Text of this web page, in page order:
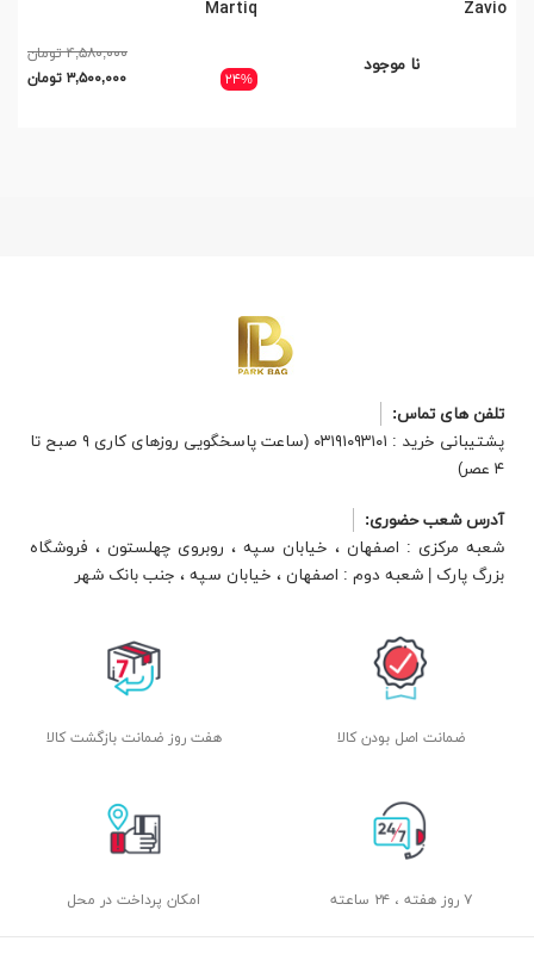
Zavio
نا موجود
Martiq
۲۴%
۴,۵۸۰,۰۰۰ تومان
۳,۵۰۰,۰۰۰ تومان
تلفن های تماس:
پشتیبانی خرید : ۰۳۱۹۱۰۹۳۱۰۱ (ساعت پاسخگویی روزهای کاری ۹ صبح تا
۴ عصر)
آدرس شعب حضوری:
شعبه مرکزی : اصفهان ، خیابان سپه ، روبروی چهلستون ، فروشگاه
بزرگ پارک | شعبه دوم : اصفهان ، خیابان سپه ، جنب بانک شهر
ضمانت اصل بودن کالا هفت روز ضمانت بازگشت کالا
۷ روز هفته ، ۲۴ ساعته امکان پرداخت در محل